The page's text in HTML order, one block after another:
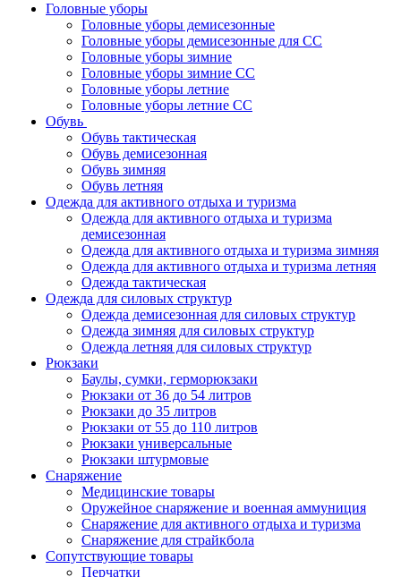
Головные уборы
Головные уборы демисезонные
Головные уборы демисезонные для СС
Головные уборы зимние
Головные уборы зимние СС
Головные уборы летние
Головные уборы летние СС
Обувь
Обувь тактическая
Обувь демисезонная
Обувь зимняя
Обувь летняя
Одежда для активного отдыха и туризма
Одежда для активного отдыха и туризма
демисезонная
Одежда для активного отдыха и туризма зимняя
Одежда для активного отдыха и туризма летняя
Одежда тактическая
Одежда для силовых структур
Одежда демисезонная для силовых структур
Одежда зимняя для силовых структур
Одежда летняя для силовых структур
Рюкзаки
Баулы, сумки, герморюкзаки
Рюкзаки от 36 до 54 литров
Рюкзаки до 35 литров
Рюкзаки от 55 до 110 литров
Рюкзаки универсальные
Рюкзаки штурмовые
Снаряжение
Медицинские товары
Оружейное снаряжение и военная аммуниция
Снаряжение для активного отдыха и туризма
Снаряжение для страйкбола
Сопутствующие товары
Перчатки